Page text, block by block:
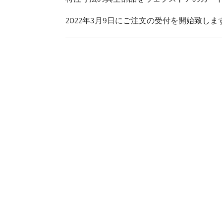
2022年3月9日にご注文の受付を開始致しま